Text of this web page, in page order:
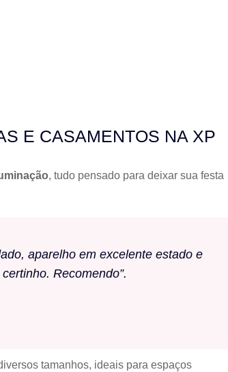
E CASAMENTOS NA XP
, tudo pensado para deixar sua festa
aparelho em excelente estado e
Recomendo”.
tamanhos, ideais para espaços